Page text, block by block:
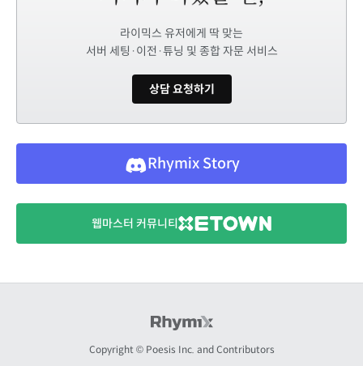
라이믹스 유저에게 딱 맞는
서버 세팅·이전·튜닝 및 종합 자문 서비스
상담 요청하기
Rhymix Story
웹마스터 커뮤니티
Copyright © Poesis Inc. and Contributors